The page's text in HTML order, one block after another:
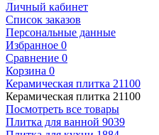
Личный кабинет
Список заказов
Персональные данные
Избранное 0
Сравнение 0
Корзина 0
Керамическая плитка 21100
Керамическая плитка 21100
Посмотреть все товары
Плитка для ванной 9039